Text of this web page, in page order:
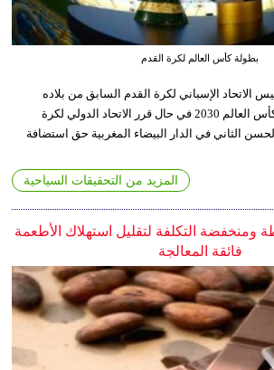
بطولة كأس العالم لكرة القدم
الإسباني لكرة القدم السابق من بلاده
الانسحاب من استضافة كأس العالم 2030 في حال قرر الاتحاد الدولي لكرة
الثاني في الدار البيضاء المغربية حق استضافة
المزيد من التحقيقات السياحية
ومنخفضة التكلفة لتقليل استهلاك الأطعمة
فائقة المعالجة